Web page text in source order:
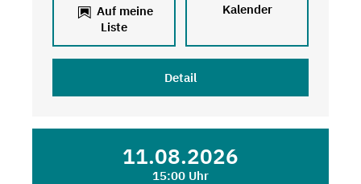
Auf meine
Liste
Kalender
Detail
11.08.2026
15:00 Uhr